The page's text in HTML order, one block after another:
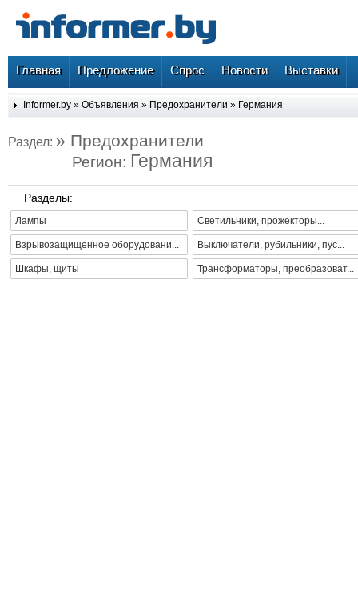
Главная Предложение Спрос Новости Выставки
Informer.by » Объявления » Предохранители » Германия
Раздел: » Предохранители
Регион: Германия
Разделы:
Лампы Светильники, прожекторы...
Взрывозащищенное оборудовани... Выключатели, рубильники, пус...
Шкафы, щиты Трансформаторы, преобразоват...